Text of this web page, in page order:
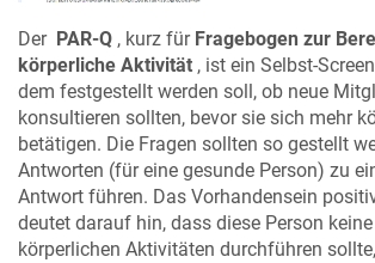
Der PAR-Q , kurz für Fragebogen zur
körperliche Aktivität , ist ein Selbst-
dem festgestellt werden soll, ob neue
konsultieren sollten, bevor sie sich mehr
betätigen. Die Fragen sollten so gestellt
Antworten (für eine gesunde Person) zu
Antwort führen. Das Vorhandensein
deutet darauf hin, dass diese Person
körperlichen Aktivitäten durchführen